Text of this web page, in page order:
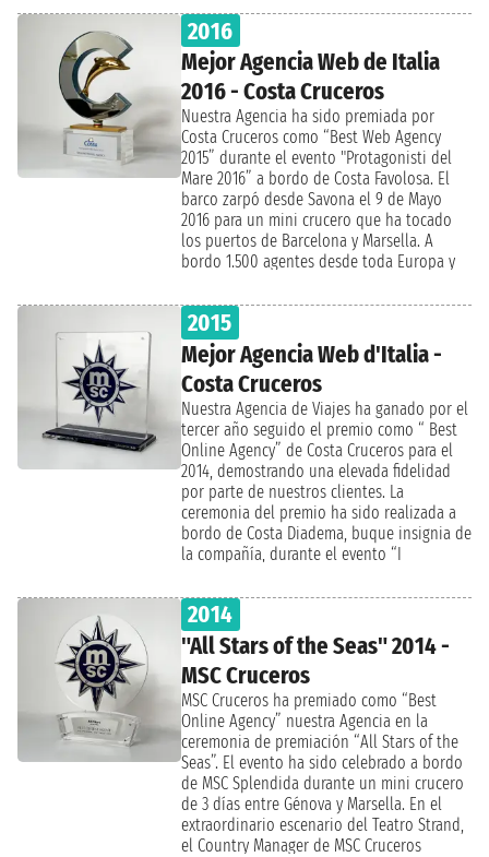
reafirmar nuestro trabajo en el exclusivo
sector MSC Yacht Club, el area dei lujo
reservada a bordo de MSC Divina, MSC
Fantasia, MSC Meraviglia, MSC Preziosa, MSC
Seaside, MSC Seaview y MSC Splendida. Esta
premiación ha sido la ocasión para
comunicar la grande novedad 2019 de la
compañía: la primera Vuelta al Mundo en
crucero de MSC ! El barco elegido para este
importante viaje es MSC Magnifica, que en
119 días tocará 32 paises en los 5
continentes. Además han sido anunciados
nuevos barcos World Class que llegarán
tanto esperadas MSC Meraviglia - Junio 2017
, MSC Seaside - Diciembre 2017, MSC Seaview
- 2018 y MSC Bellissima -2019.
2016
Mejor Agencia Web de Italia
2016 - Costa Cruceros
Nuestra Agencia ha sido premiada por
Costa Cruceros como “Best Web Agency
2015” durante el evento "Protagonisti del
Mare 2016” a bordo de Costa Favolosa. El
barco zarpó desde Savona el 9 de Mayo
2016 para un mini crucero que ha tocado
los puertos de Barcelona y Marsella. A
bordo 1.500 agentes desde toda Europa y
América del Sur. Todos han sido recibidos
por el Director General de Costa Cruceros
Neil Palomba junto a Norbert Stiekema,
Executive Vice president Sales & Marketing
y Massimo Brancaleoni, Senior Vice
President World Wide Sales. Por primera vez
el evento ha sido seguido en tiempo real a
través de los principales Social Networks
como Instagram y Twitter con el hashtag
#ProtagonistidelMare. Durante el evento,
Costa Cruceros ha presentado las
novedades para la temporada 2017/2018, así
como las originales y divertidas actividades
2015
Mejor Agencia Web d'Italia -
Costa Cruceros
Nuestra Agencia de Viajes ha ganado por el
tercer año seguido el premio como “ Best
Online Agency” de Costa Cruceros para el
2014, demostrando una elevada fidelidad
por parte de nuestros clientes. La
ceremonia del premio ha sido realizada a
bordo de Costa Diadema, buque insignia de
la compañía, durante el evento “I
realiza cada año, desde hace 22 años, para
premiar las Mejores Agencias Web. Durante
el evento Costa Cruceros ha presentado el
nuevo programa Costa neoCollection
2016/2017.
2014
"All Stars of the Seas" 2014 -
MSC Cruceros
MSC Cruceros ha premiado como “Best
Online Agency” nuestra Agencia en la
ceremonia de premiación “All Stars of the
Seas”. El evento ha sido celebrado a bordo
de MSC Splendida durante un mini crucero
de 3 días entre Génova y Marsella. En el
extraordinario escenario del Teatro Strand,
el Country Manager de MSC Cruceros